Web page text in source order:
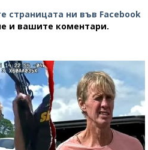
страницата ни във Facebook
и вашите коментари.